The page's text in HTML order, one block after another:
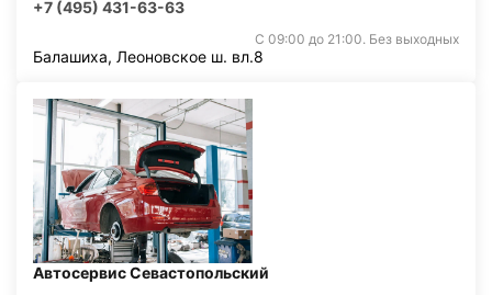
+7 (495) 431-63-63
С 09:00 до 21:00. Без выходных
Балашиха, Леоновское ш. вл.8
Автосервис Севастопольский